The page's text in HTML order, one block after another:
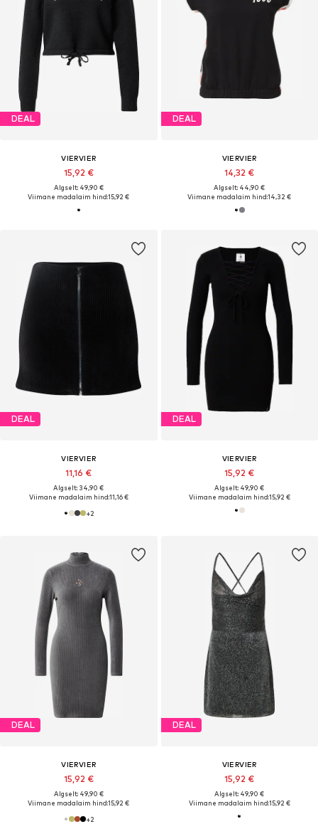
DEAL
VIERVIER
15,92 €
Algselt: 49,90 €
Viimane madalaim hind:15,92 €
DEAL
VIERVIER
14,32 €
Algselt: 44,90 €
Viimane madalaim hind:14,32 €
DEAL
VIERVIER
11,16 €
Algselt: 34,90 €
Viimane madalaim hind:11,16 €
+2
DEAL
VIERVIER
15,92 €
Algselt: 49,90 €
Viimane madalaim hind:15,92 €
DEAL
VIERVIER
15,92 €
Algselt: 49,90 €
Viimane madalaim hind:15,92 €
+2
DEAL
VIERVIER
15,92 €
Algselt: 49,90 €
Viimane madalaim hind:15,92 €